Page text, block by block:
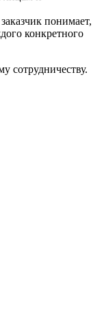
понимает,
конкретного
сотрудничеству.